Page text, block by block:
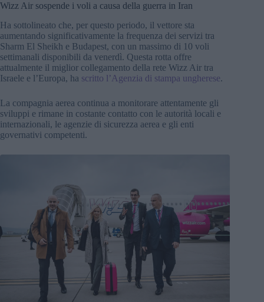
Wizz Air sospende i voli a causa della guerra in Iran
Ha sottolineato che, per questo periodo, il vettore sta
aumentando significativamente la frequenza dei servizi tra
Sharm El Sheikh e Budapest, con un massimo di 10 voli
settimanali disponibili da venerdì. Questa rotta offre
attualmente il miglior collegamento della rete Wizz Air tra
Israele e l’Europa, ha scritto l’Agenzia di stampa ungherese.
La compagnia aerea continua a monitorare attentamente gli
sviluppi e rimane in costante contatto con le autorità locali e
internazionali, le agenzie di sicurezza aerea e gli enti
governativi competenti.